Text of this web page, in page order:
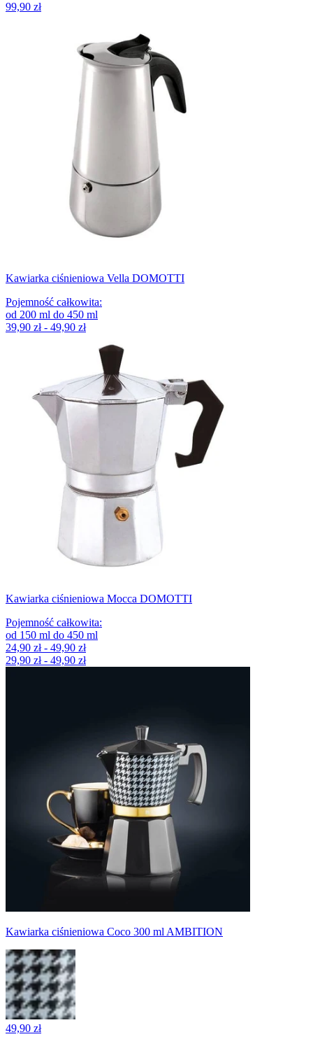
99,90 zł
Kawiarka ciśnieniowa Vella DOMOTTI
Pojemność całkowita:
od 200 ml do 450 ml
39,90 zł - 49,90 zł
Kawiarka ciśnieniowa Mocca DOMOTTI
Pojemność całkowita:
od 150 ml do 450 ml
24,90 zł - 49,90 zł
29,90 zł - 49,90 zł
Kawiarka ciśnieniowa Coco 300 ml AMBITION
49,90 zł